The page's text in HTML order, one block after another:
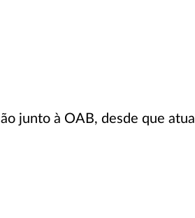
junto à OAB, desde que